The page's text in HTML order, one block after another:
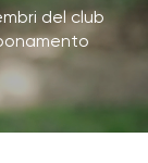
del club